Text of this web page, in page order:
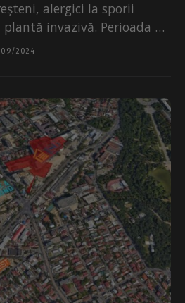
alergici la sporii
invazivă. Perioada de
2024